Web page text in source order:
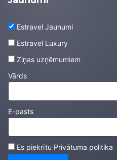
Estravel Jaunumi
Estravel Luxury
Ziņas uzņēmumiem
Vārds
E-pasts
Es piekrītu Privātuma politika